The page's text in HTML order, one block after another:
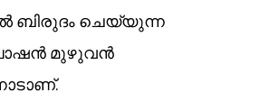
ബിരുദം ചെയ്യുന്ന
പാഷൻ മുഴുവൻ